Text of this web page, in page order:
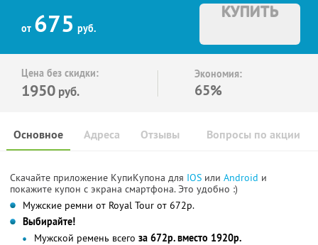
от 675 руб.
КУПИТЬ
Цена без скидки:
1950 руб.
Экономия:
65%
Основное Отзывы Вопросы по акции
Адреса
Скачайте приложение КупиКупона для IOS или Android и
покажите купон с экрана смартфона. Это удобно :)
Мужские ремни от Royal Tour от 672р.
Выбирайте!
Мужской ремень всего за 672р. вместо 1920р.